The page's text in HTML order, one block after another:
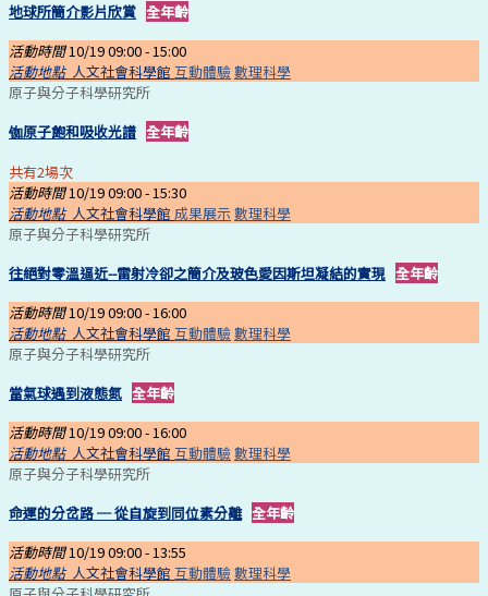
地球所簡介影片欣賞 全年齡
活動時間10/19 09:00 -15:00
活動地點 人文社會科學館 互動體驗數理科學
原子與分子科學研究所
铷原子飽和吸收光譜 全年齡
共有2場次
活動時間10/19 09:00 -15:30
活動地點 人文社會科學館 成果展示 數理科學
原子與分子科學研究所
往絕對零溫逼近--雷射冷卻之簡介及玻色愛因斯坦凝結的實現 全年齡
活動時間10/19 09:00 -16:00
活動地點 人文社會科學館 互動體驗數理科學
原子與分子科學研究所
當氣球遇到液態氮 全年齡
活動時間10/19 09:00 -16:00
活動地點 人文社會科學館 互動體驗數理科學
原子與分子科學研究所
命運的分岔路 ─ 從自旋到同位素分離 全年齡
活動時間10/19 09:00 -13:55
活動地點 人文社會科學館 互動體驗數理科學